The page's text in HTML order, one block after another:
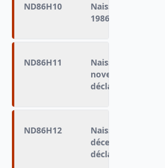
ND86H10
Naissances
1986
ND86H11
Naissances
novembre 1986
déclarés vivants)
ND86H12
Naissances
décembre 1986
déclarés vivants)